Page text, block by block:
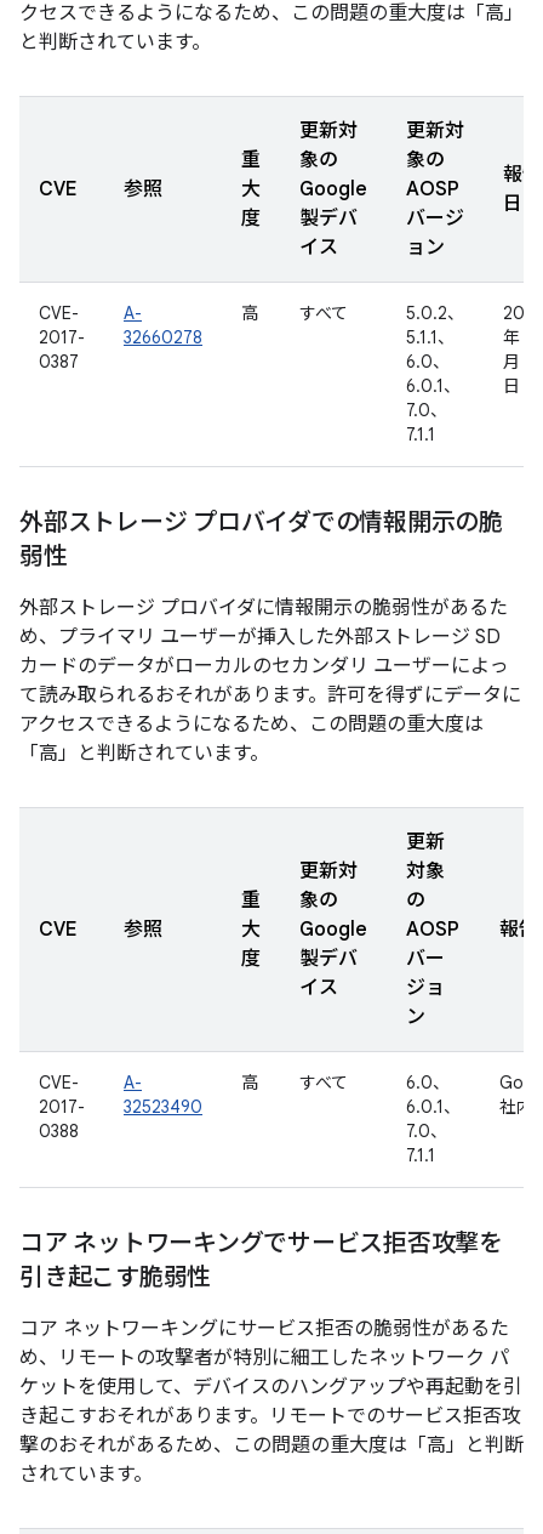
クセスできるようになるため、この問題の重大度は「高」
と判断されています。
CVE 参照
重
大
度
更新対
象の
Google
製デバ
イス
更新対
象の
AOSP
バージ
ョン
報告
日
CVE-
2017-
0387
A-
32660278
高 すべて
5.0.2、
5.1.1、
6.0、
6.0.1、
7.0、
7.1.1
2016
年 11
月 4
日
外部ストレージ プロバイダでの情報開示の脆
弱性
外部ストレージ プロバイダに情報開示の脆弱性があるた
め、プライマリ ユーザーが挿入した外部ストレージ SD
カードのデータがローカルのセカンダリ ユーザーによっ
て読み取られるおそれがあります。許可を得ずにデータに
アクセスできるようになるため、この問題の重大度は
「高」と判断されています。
CVE 参照
重
大
度
更新対
象の
Google
製デバ
イス
更新
対象
の
AOSP
バー
ジョ
ン
報告
CVE-
2017-
0388
A-
32523490
高 すべて
6.0、
6.0.1、
7.0、
7.1.1
社内
コア ネットワーキングでサービス拒否攻撃を
引き起こす脆弱性
コア ネットワーキングにサービス拒否の脆弱性があるた
め、リモートの攻撃者が特別に細工したネットワーク パ
ケットを使用して、デバイスのハングアップや再起動を引
き起こすおそれがあります。リモートでのサービス拒否攻
撃のおそれがあるため、この問題の重大度は「高」と判断
されています。